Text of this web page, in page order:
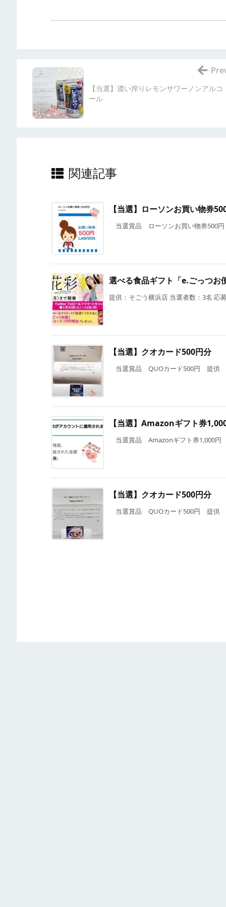
【当選】濃い搾りレモンサワーノンアルコ
ール
関連記事
【当選】ローソンお買い物券
当選賞品 ローソンお買い物券500
選べる食品ギフト「e.ごっつお
提供：そごう横浜店 当選者数：3名 応
【当選】クオカード500円分
当選賞品 QUOカード500円 提供
【当選】Amazonギフト券
当選賞品 Amazonギフト券1,000
【当選】クオカード500円分
当選賞品 QUOカード500円 提供